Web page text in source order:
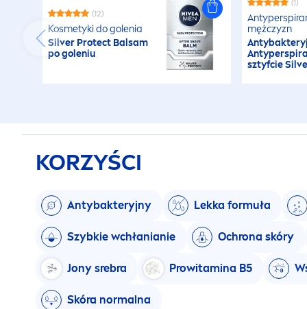
(12)
Kosmetyki do golenia
Silver Protect Balsam
po goleniu
(1)
mężczyzn
sztyfcie
KORZYŚCI
Antybakteryjny Lekka formuła
Szybkie wchłanianie Ochrona skóry
Jony srebra Prowitamina B5
Skóra normalna